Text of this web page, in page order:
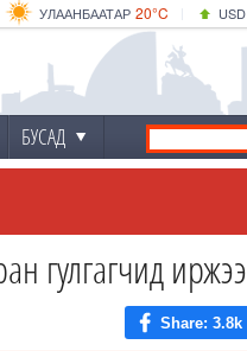
20°C
УЛААНБААТАР
22°C
ДАРХАН
19°C
ЭРДЭНЭТ
USD
БУСАД
гулгагчид иржээ
Share: 3.8k